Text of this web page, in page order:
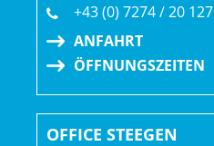
+43 (0) 7274 / 20 127
ANFAHRT
ÖFFNUNGSZEITEN
OFFICE STEEGEN